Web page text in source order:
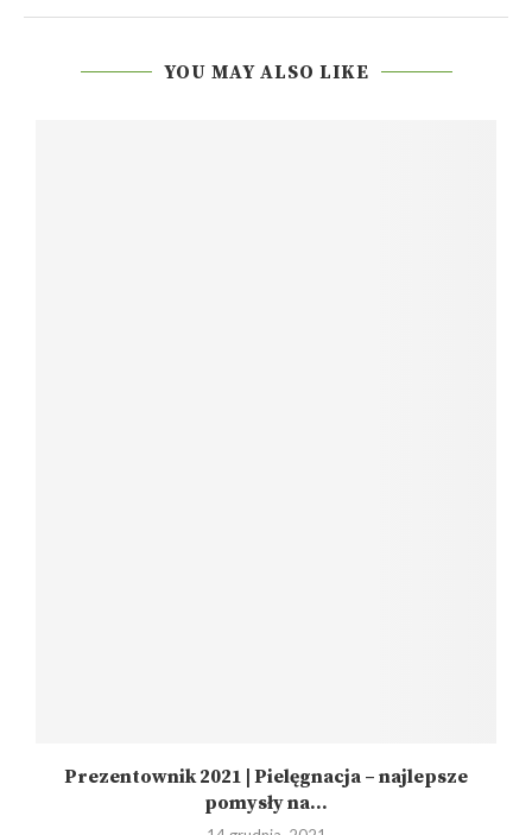
YOU MAY ALSO LIKE
Prezentownik 2021 | Pielęgnacja – najlepsze
pomysły na...